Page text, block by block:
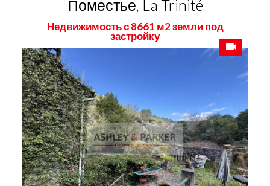
Поместье, La Trinité
Недвижимость с 8661 м2 земли под
застройку